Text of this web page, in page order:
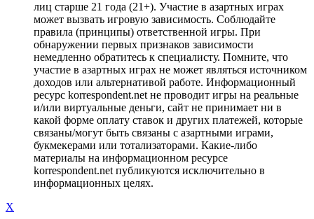
лиц старше 21 года (21+). Участие в азартных играх
может вызвать игровую зависимость. Соблюдайте
правила (принципы) ответственной игры. При
обнаружении первых признаков зависимости
немедленно обратитесь к специалисту. Помните, что
участие в азартных играх не может являться источником
доходов или альтернативой работе. Информационный
ресурс korrespondent.net не проводит игры на реальные
и/или виртуальные деньги, сайт не принимает ни в
какой форме оплату ставок и других платежей, которые
связаны/могут быть связаны с азартными играми,
букмекерами или тотализаторами. Какие-либо
материалы на информационном ресурсе
korrespondent.net публикуются исключительно в
информационных целях.
X